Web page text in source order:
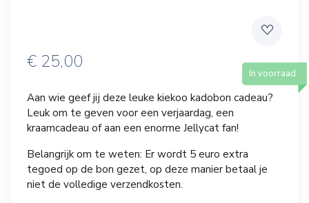
€ 25,00
In voorraad
Aan wie geef jij deze leuke kiekoo kadobon cadeau?
Leuk om te geven voor een verjaardag, een
kraamcadeau of aan een enorme Jellycat fan!
Belangrijk om te weten: Er wordt 5 euro extra
tegoed op de bon gezet, op deze manier betaal je
niet de volledige verzendkosten.